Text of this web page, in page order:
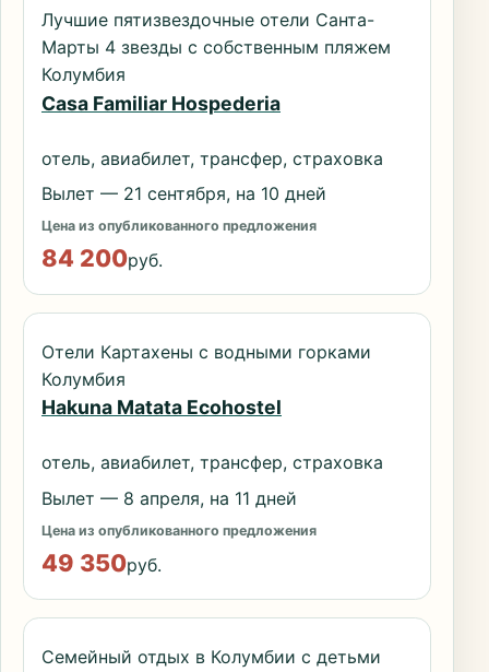
Лучшие пятизвездочные отели Санта-
Марты 4 звезды с собственным пляжем
Колумбия
Casa Familiar Hospederia
отель, авиабилет, трансфер, страховка
Вылет — 21 сентября, на 10 дней
Цена из опубликованного предложения
84 200руб.
Отели Картахены с водными горками
Колумбия
Hakuna Matata Ecohostel
отель, авиабилет, трансфер, страховка
Вылет — 8 апреля, на 11 дней
Цена из опубликованного предложения
49 350руб.
Семейный отдых в Колумбии с детьми